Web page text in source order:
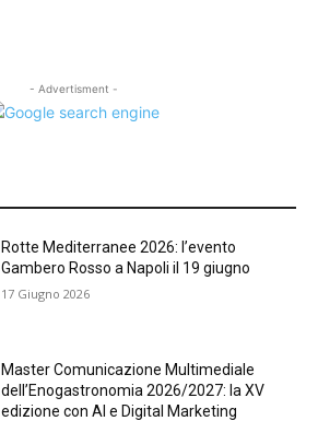
- Advertisment -
Rotte Mediterranee 2026: l’evento
Gambero Rosso a Napoli il 19 giugno
17 Giugno 2026
Master Comunicazione Multimediale
dell’Enogastronomia 2026/2027: la XV
edizione con AI e Digital Marketing